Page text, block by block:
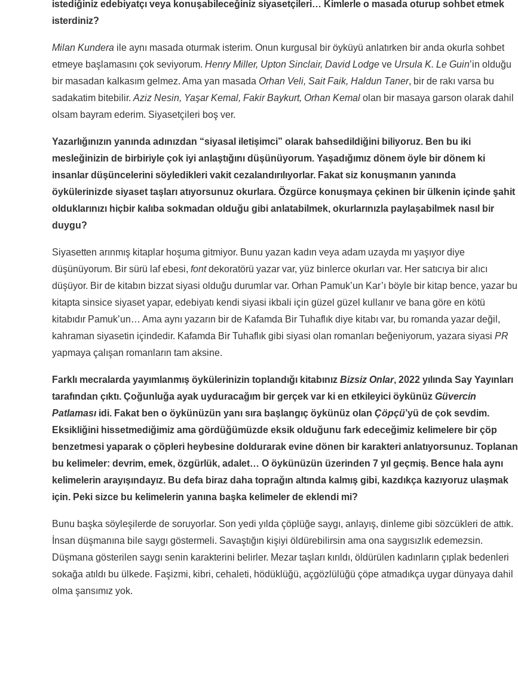
istediğiniz edebiyatçı veya konuşabileceğiniz siyasetçileri… Kimlerle o masada oturup sohbet etmek
isterdiniz?
Milan Kundera ile aynı masada oturmak isterim. Onun kurgusal bir öyküyü anlatırken bir anda okurla sohbet
etmeye başlamasını çok seviyorum. Henry Miller, Upton Sinclair, David Lodge ve Ursula K. Le Guin’in olduğu
bir masadan kalkasım gelmez. Ama yan masada Orhan Veli, Sait Faik, Haldun Taner, bir de rakı varsa bu
sadakatim bitebilir. Aziz Nesin, Yaşar Kemal, Fakir Baykurt, Orhan Kemal olan bir masaya garson olarak dahil
olsam bayram ederim. Siyasetçileri boş ver.
Yazarlığınızın yanında adınızdan “siyasal iletişimci” olarak bahsedildiğini biliyoruz. Ben bu iki
mesleğinizin de birbiriyle çok iyi anlaştığını düşünüyorum. Yaşadığımız dönem öyle bir dönem ki
insanlar düşüncelerini söyledikleri vakit cezalandırılıyorlar. Fakat siz konuşmanın yanında
öykülerinizde siyaset taşları atıyorsunuz okurlara. Özgürce konuşmaya çekinen bir ülkenin içinde şahit
olduklarınızı hiçbir kalıba sokmadan olduğu gibi anlatabilmek, okurlarınızla paylaşabilmek nasıl bir
duygu?
Siyasetten arınmış kitaplar hoşuma gitmiyor. Bunu yazan kadın veya adam uzayda mı yaşıyor diye
düşünüyorum. Bir sürü laf ebesi, fontdekoratörü yazar var, yüz binlerce okurları var. Her satıcıya bir alıcı
düşüyor. Bir de kitabın bizzat siyasi olduğu durumlar var. Orhan Pamuk’un Kar’ı böyle bir kitap bence, yazar bu
kitapta sinsice siyaset yapar, edebiyatı kendi siyasi ikbali için güzel güzel kullanır ve bana göre en kötü
kitabıdır Pamuk’un… Ama aynı yazarın bir de Kafamda Bir Tuhaflık diye kitabı var, bu romanda yazar değil,
kahraman siyasetin içindedir. Kafamda Bir Tuhaflık gibi siyasi olan romanları beğeniyorum, yazara siyasi PR
yapmaya çalışan romanların tam aksine.
Farklı mecralarda yayımlanmış öykülerinizin toplandığı kitabınız Bizsiz Onlar, 2022 yılında Say Yayınları
tarafından çıktı. Çoğunluğa ayak uyduracağım bir gerçek var ki en etkileyici öykünüz Güvercin
Patlaması idi. Fakat ben o öykünüzün yanı sıra başlangıç öykünüz olan Çöpçü’yü de çok sevdim.
Eksikliğini hissetmediğimiz ama gördüğümüzde eksik olduğunu fark edeceğimiz kelimelere bir çöp
benzetmesi yaparak o çöpleri heybesine doldurarak evine dönen bir karakteri anlatıyorsunuz. Toplanan
bu kelimeler: devrim, emek, özgürlük, adalet… O öykünüzün üzerinden 7 yıl geçmiş. Bence hala aynı
kelimelerin arayışındayız. Bu defa biraz daha toprağın altında kalmış gibi, kazdıkça kazıyoruz ulaşmak
için. Peki sizce bu kelimelerin yanına başka kelimeler de eklendi mi?
Bunu başka söyleşilerde de soruyorlar. Son yedi yılda çöplüğe saygı, anlayış, dinleme gibi sözcükleri de attık.
İnsan düşmanına bile saygı göstermeli. Savaştığın kişiyi öldürebilirsin ama ona saygısızlık edemezsin.
Düşmana gösterilen saygı senin karakterini belirler. Mezar taşları kırıldı, öldürülen kadınların çıplak bedenleri
sokağa atıldı bu ülkede. Faşizmi, kibri, cehaleti, hödüklüğü, açgözlülüğü çöpe atmadıkça uygar dünyaya dahil
olma şansımız yok.